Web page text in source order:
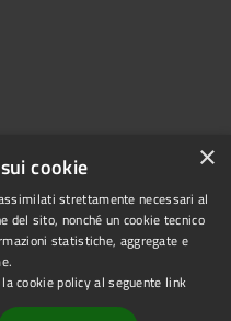
Copyright © 2025 Comune di
Ariano Irpino
Powered byMunicipium
×
cookie
strettamente necessari al
del sito, nonché un cookie tecnico
statistiche, aggregate e
cookie policy al seguente link